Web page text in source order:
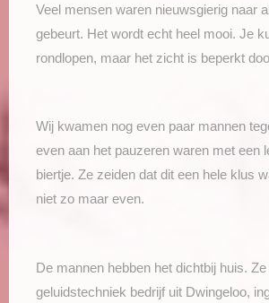
Veel mensen waren nieuwsgierig naar
gebeurt. Het wordt echt heel mooi. Je
rondlopen, maar het zicht is beperkt
Wij kwamen nog even paar mannen
even aan het pauzeren waren met een
biertje. Ze zeiden dat dit een hele klus
niet zo maar even.
De mannen hebben het dichtbij huis.
geluidstechniek bedrijf uit Dwingeloo,